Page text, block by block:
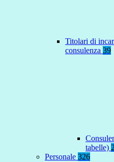
Titolari di
consulenza 39
tabelle)
Personale 326